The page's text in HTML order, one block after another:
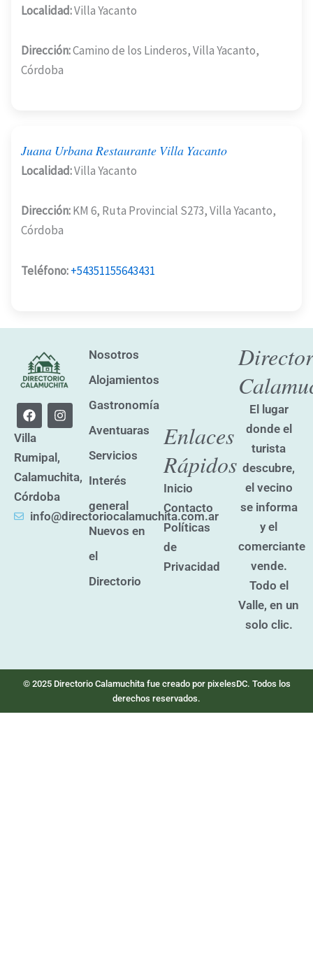
Localidad:Villa Yacanto
Dirección:Camino de los Linderos, Villa Yacanto,
Córdoba
Juana Urbana Restaurante Villa Yacanto
Localidad:Villa Yacanto
Dirección:KM 6, Ruta Provincial S273, Villa Yacanto,
Córdoba
Teléfono:+54351155643431
F
a
c
e
b
o
o
k
I
n
s
a
g
r
a
m
Villa
Rumipal,
Calamuchita,
Córdoba
info@directoriocalamuchita.com.ar
Nosotros
Alojamientos
Gastronomía
Aventuaras
Servicios
Interés
general
Nuevos en
el
Directorio
Enlaces
Rápidos
Inicio
Contacto
Políticas
de
Privacidad
El lugar
donde el
turista
descubre,
el vecino
se informa
y el
comerciante
vende.
Todo el
Valle, en un
solo clic.
© 2025 Directorio Calamuchita fue creado por pixelesDC. Todos los
derechos reservados.